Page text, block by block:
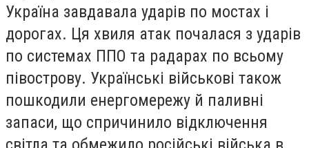
Україна завдавала ударів по мостах і
дорогах. Ця хвиля атак почалася з ударів
по системах ППО та радарах по всьому
півострову. Українські військові також
пошкодили енергомережу й паливні
запаси, що спричинило відключення